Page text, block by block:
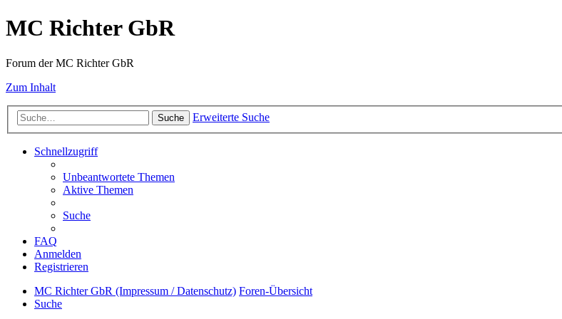
MC Richter GbR
Forum der MC Richter GbR
Zum Inhalt
Suche Erweiterte Suche
Schnellzugriff
Unbeantwortete Themen
Aktive Themen
Suche
FAQ
Anmelden
Registrieren
MC Richter GbR (Impressum / Datenschutz) Foren-Übersicht
Suche